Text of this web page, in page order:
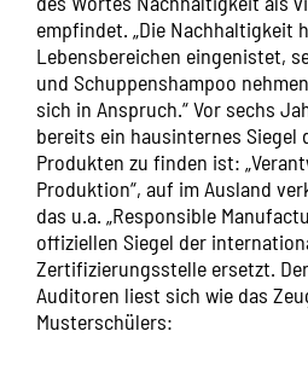
empfindet. „Die Nachhaltigkeit
Lebensbereichen eingenistet,
und Schuppenshampoo
sich in Anspruch.“ Vor sechs
bereits ein hausinternes Siegel
Produkten zu finden ist:
Produktion“, auf im Ausland
das u.a. „Responsible
offiziellen Siegel der
Zertifizierungsstelle ersetzt.
Auditoren liest sich wie das
Musterschülers: